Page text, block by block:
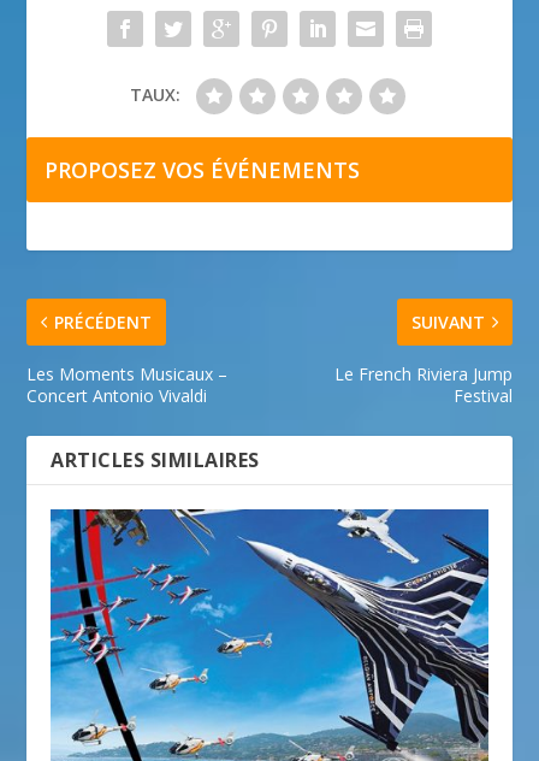
TAUX:
PROPOSEZ VOS ÉVÉNEMENTS
PRÉCÉDENT
Les Moments Musicaux –
Concert Antonio Vivaldi
SUIVANT
Le French Riviera Jump
Festival
ARTICLES SIMILAIRES